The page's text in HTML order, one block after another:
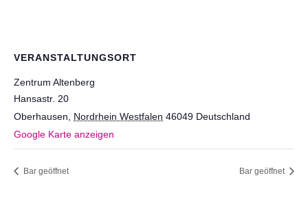
VERANSTALTUNGSORT
Zentrum Altenberg
Hansastr. 20
Oberhausen
Nordrhein Westfalen 46049 Deutschland
Google Karte anzeigen
Bar geöffnet Bar geöffnet